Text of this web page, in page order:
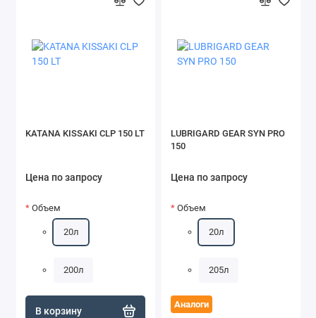
KATANA KISSAKI CLP 150 LT
Цена по запросу
Объем
20л
200л
В корзину
LUBRIGARD GEAR SYN PRO
150
Цена по запросу
Аналоги
Объем
20л
205л